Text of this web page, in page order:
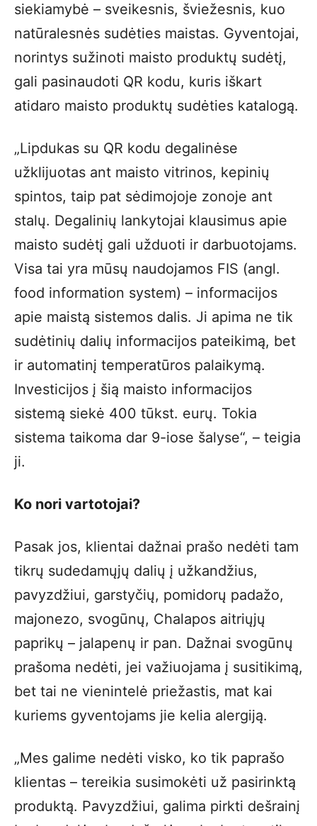
siekiamybė – sveikesnis, šviežesnis, kuo
natūralesnės sudėties maistas. Gyventojai,
norintys sužinoti maisto produktų sudėtį,
gali pasinaudoti QR kodu, kuris iškart
atidaro maisto produktų sudėties katalogą.
„Lipdukas su QR kodu degalinėse
užklijuotas ant maisto vitrinos, kepinių
spintos, taip pat sėdimojoje zonoje ant
stalų. Degalinių lankytojai klausimus apie
maisto sudėtį gali užduoti ir darbuotojams.
Visa tai yra mūsų naudojamos FIS (angl.
food information system) – informacijos
apie maistą sistemos dalis. Ji apima ne tik
sudėtinių dalių informacijos pateikimą, bet
ir automatinį temperatūros palaikymą.
Investicijos į šią maisto informacijos
sistemą siekė 400 tūkst. eurų. Tokia
sistema taikoma dar 9-iose šalyse“, – teigia
ji.
Ko nori vartotojai?
Pasak jos, klientai dažnai prašo nedėti tam
tikrų sudedamųjų dalių į užkandžius,
pavyzdžiui, garstyčių, pomidorų padažo,
majonezo, svogūnų, Chalapos aitriųjų
paprikų – jalapenų ir pan. Dažnai svogūnų
prašoma nedėti, jei važiuojama į susitikimą,
bet tai ne vienintelė priežastis, mat kai
kuriems gyventojams jie kelia alergiją.
„Mes galime nedėti visko, ko tik paprašo
klientas – tereikia susimokėti už pasirinktą
produktą. Pavyzdžiui, galima pirkti dešrainį